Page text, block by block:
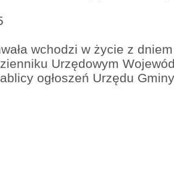
wchodzi w życie z
Urzędowym
ogłoszeń Urzędu